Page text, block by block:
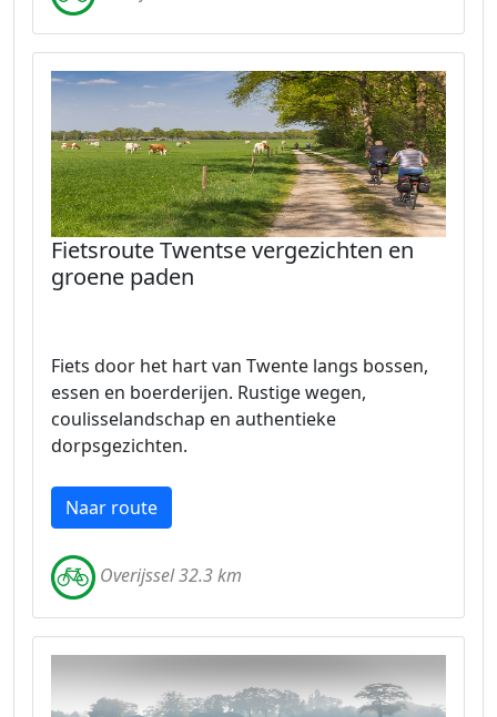
Fietsroute Twentse vergezichten en
groene paden
Fiets door het hart van Twente langs bossen,
essen en boerderijen. Rustige wegen,
coulisselandschap en authentieke
dorpsgezichten.
Naar route
Overijssel 32.3 km